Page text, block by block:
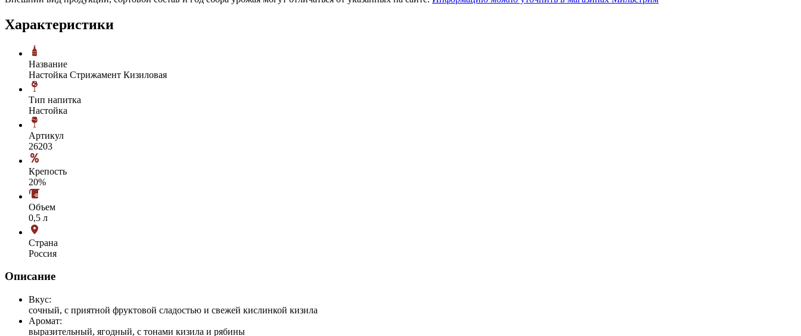
Характеристики
Название
Настойка Стрижамент Кизиловая
Тип напитка
Настойка
Артикул
26203
Крепость
20%
Объем
0,5 л
Страна
Россия
Описание
Вкус:
сочный, с приятной фруктовой сладостью и свежей кислинкой кизила
Аромат:
выразительный, ягодный, с тонами кизила и рябины